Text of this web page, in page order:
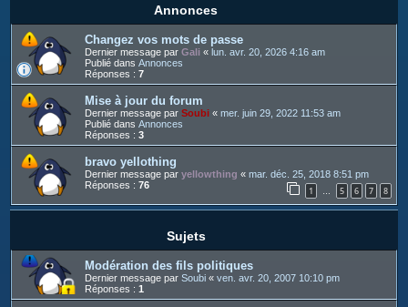
Annonces
Changez vos mots de passe
Dernier message par Gali « lun. avr. 20, 2026 4:16 am
Publié dans Annonces
Réponses : 7
Mise à jour du forum
Dernier message par Soubi « mer. juin 29, 2022 11:53 am
Publié dans Annonces
Réponses : 3
bravo yellothing
Dernier message par yellowthing « mar. déc. 25, 2018 8:51 pm
Réponses : 76 1 … 5 6 7 8
Sujets
Modération des fils politiques
Dernier message par Soubi « ven. avr. 20, 2007 10:10 pm
Réponses : 1